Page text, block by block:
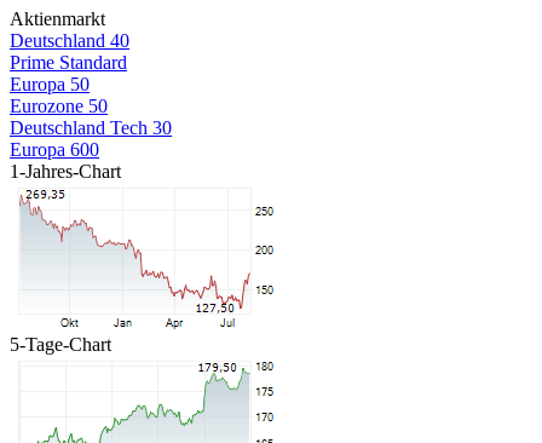
Aktienmarkt
Deutschland 40
Prime Standard
Europa 50
Eurozone 50
Deutschland Tech 30
Europa 600
1-Jahres-Chart
5-Tage-Chart